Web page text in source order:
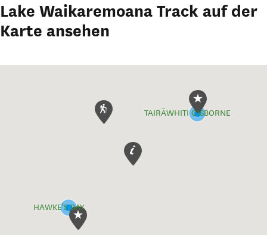
Lake Waikaremoana Track auf der
Karte ansehen
TAIRĀWHITI GISBORNE
HAWKE'S BAY